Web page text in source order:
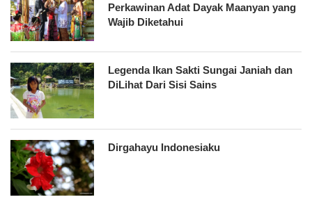
Perkawinan Adat Dayak Maanyan yang
Wajib Diketahui
Legenda Ikan Sakti Sungai Janiah dan
DiLihat Dari Sisi Sains
Dirgahayu Indonesiaku